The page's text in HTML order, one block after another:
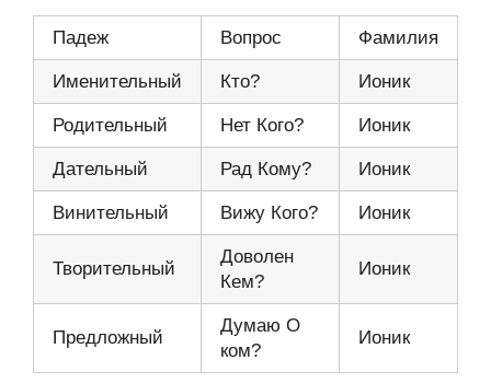
Падеж Вопрос Фамилия
Именительный Кто? Ионик
Родительный Нет Кого? Ионик
Дательный Рад Кому? Ионик
Винительный Вижу Кого? Ионик
Творительный
Доволен
Кем?
Ионик
Предложный
Думаю О
ком?
Ионик